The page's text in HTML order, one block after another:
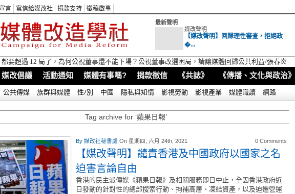
言 寫信給媒改社 捐款支持 徵稿啟事
最新聲明
媒改聲明
【媒改聲明】回歸理性審查，拒絕政
�...
都要超過 12 局了，為何公視董事還不能下場？公視董事改選困局，請讓媒體回歸公共利益/張春炎
媒改倡議 活動通知 媒體有事嗎? 捐款徵信 《共誌》 《傳播、文化與政治》
公共傳媒 族群與媒體 性/別 中國 隱私與知情 影視勞動 影視產業 媒體識讀 網路
Tag archive for ‘蘋果日報’
By 媒改社秘書處 On 星期四, 六月 24th, 2021 0 Comments
【媒改聲明】譴責香港及中國政府以國家之名
迫害言論自由
香港的民主派傳媒《蘋果日報》及相關服務即日中止，全因香港政府近
日發動的針對性的總部搜索行動、拘補高層、凍結資產，以及迫遷營運